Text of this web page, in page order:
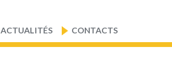
ACTUALITÉS CONTACTS